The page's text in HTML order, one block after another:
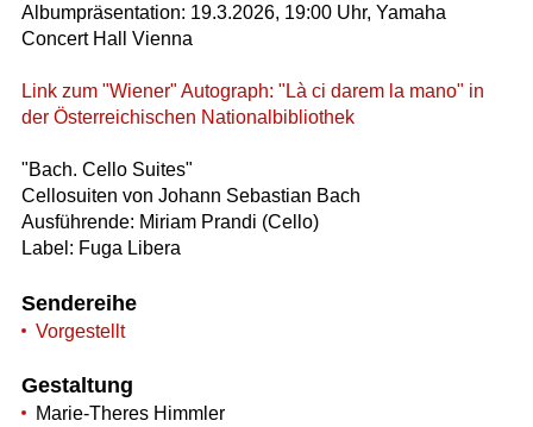
Albumpräsentation: 19.3.2026, 19:00 Uhr, Yamaha
Concert Hall Vienna
Link zum "Wiener" Autograph: "Là ci darem la mano" in
der Österreichischen Nationalbibliothek
"Bach. Cello Suites"
Cellosuiten von Johann Sebastian Bach
Ausführende: Miriam Prandi (Cello)
Label: Fuga Libera
Sendereihe
Vorgestellt
Gestaltung
Marie-Theres Himmler